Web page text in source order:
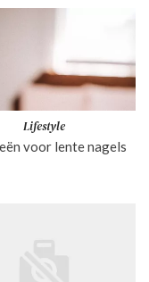
Lifestyle
voor lente nagels